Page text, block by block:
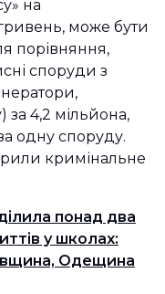
на
може бути
порівняння,
споруди з
за 4,2 мільйона,
одну споруду.
кримінальне
понад два
у школах:
Одещина